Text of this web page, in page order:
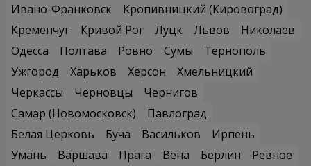
Ивано-Франковск
Кропивницкий (Кировоград)
Кременчуг
Кривой Рог Луцк Львов
Николаев
Одесса
Полтава Ровно Сумы
Тернополь
Ужгород
Харьков Херсон
Хмельницкий
Черкассы
Черновцы
Чернигов
Самар (Новомосковск)
Павлоград
Белая Церковь
Буча Васильков
Ирпень
Умань
Варшава Прага Вена Берлин
Ревное